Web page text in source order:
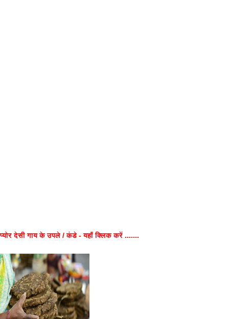
प्योर देसी गाय के उपले / कंडे - यहाँ क्लिक करें .......